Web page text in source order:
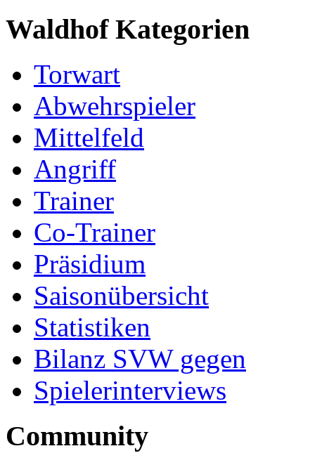
Waldhof Kategorien
Torwart
Abwehrspieler
Mittelfeld
Angriff
Trainer
Co-Trainer
Präsidium
Saisonübersicht
Statistiken
Bilanz SVW gegen
Spielerinterviews
Community